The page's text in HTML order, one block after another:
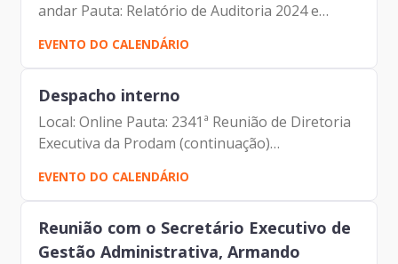
andar Pauta: Relatório de Auditoria 2024 e
Plano de Auditoria 2025 Participantes: Francisco
de Padovan Forbes (Presidente da Prodam)
Maria Aparecida...
EVENTO DO CALENDÁRIO
Despacho interno
Local: Online Pauta: 2341ª Reunião de Diretoria
Executiva da Prodam (continuação)
Participantes: Benício Alves Teixeira (Diretor de
Participação da Prodam) Elias Fares Hadi
(Diretor de...
EVENTO DO CALENDÁRIO
Reunião com o Secretário Executivo de
Gestão Administrativa, Armando